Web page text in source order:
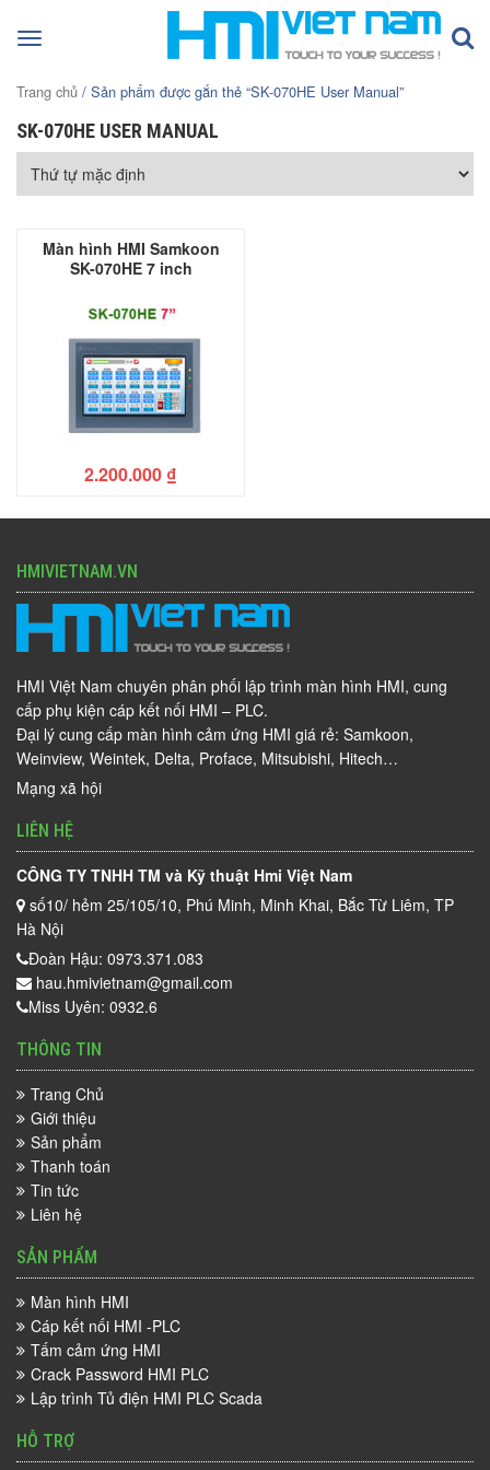
Toggle
Trang chủ / Sản phẩm được gắn thẻ “SK-070HE User Manual”
SK-070HE USER MANUAL
Màn hình HMI Samkoon
SK-070HE 7 inch
2.200.000 ₫
HMIVIETNAM.VN
HMI Việt Nam chuyên phân phối lập trình màn hình HMI, cung
cấp phụ kiện cáp kết nối HMI – PLC.
Đại lý cung cấp màn hình cảm ứng HMI giá rẻ: Samkoon,
Weinview, Weintek, Delta, Proface, Mitsubishi, Hitech…
Mạng xã hội
LIÊN HỆ
CÔNG TY TNHH TM và Kỹ thuật Hmi Việt Nam
số10/ hẻm 25/105/10, Phú Minh, Minh Khai, Bắc Từ Liêm, TP
Hà Nội
Đoàn Hậu: 0973.371.083
hau.hmivietnam@gmail.com
Miss Uyên: 0932.6
THÔNG TIN
Trang Chủ
Giới thiệu
Sản phẩm
Thanh toán
Tin tức
Liên hệ
SẢN PHẨM
Màn hình HMI
Cáp kết nối HMI -PLC
Tấm cảm ứng HMI
Crack Password HMI PLC
Lập trình Tủ điện HMI PLC Scada
HỖ TRỢ